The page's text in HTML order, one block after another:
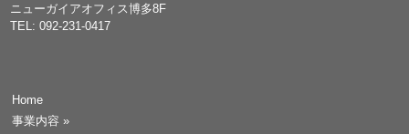
ニューガイアオフィス博多8F
TEL: 092-231-0417
Home
事業内容 »